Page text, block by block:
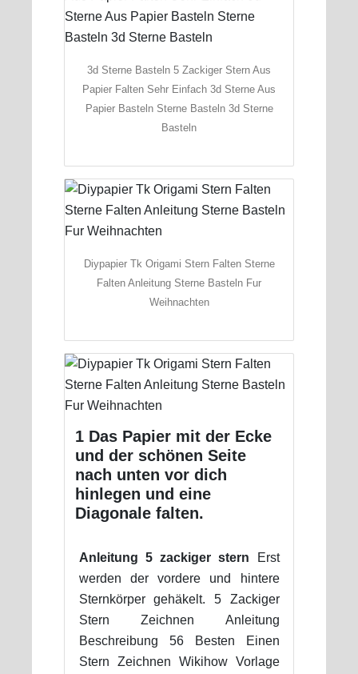
3d Sterne Basteln 5 Zackiger Stern Aus
Papier Falten Sehr Einfach 3d Sterne Aus
Papier Basteln Sterne Basteln 3d Sterne
Basteln
Diypapier Tk Origami Stern Falten Sterne
Falten Anleitung Sterne Basteln Fur
Weihnachten
1 Das Papier mit der Ecke
und der schönen Seite
nach unten vor dich
hinlegen und eine
Diagonale falten.
Anleitung 5 zackiger stern Erst
werden der vordere und hintere
Sternkörper gehäkelt. 5 Zackiger
Stern Zeichnen Anleitung
Beschreibung 56 Besten Einen
Stern Zeichnen Wikihow Vorlage